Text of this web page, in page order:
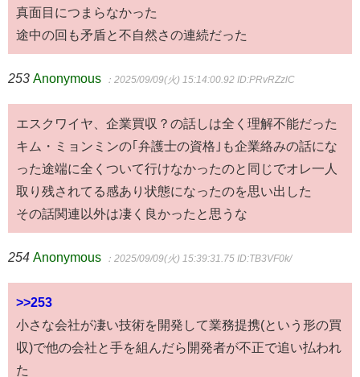
真面目につまらなかった
途中の回も矛盾と不自然さの連続だった
253 Anonymous ：2025/09/09(火) 15:14:00.92 ID:PRvRZzlC
エスクワイヤ、企業買収？の話しは全く理解不能だった
キム・ミョンミンの｢弁護士の資格｣も企業絡みの話にな
った途端に全くついて行けなかったのと同じでオレ一人
取り残されてる感あり状態になったのを思い出した
その話関連以外は凄く良かったと思うな
254 Anonymous ：2025/09/09(火) 15:39:31.75 ID:TB3VF0k/
>>253
小さな会社が凄い技術を開発して業務提携(という形の買
収)で他の会社と手を組んだら開発者が不正で追い払われ
た